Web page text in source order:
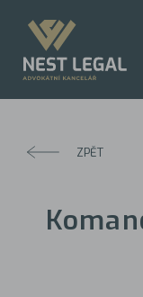
ZPĚT